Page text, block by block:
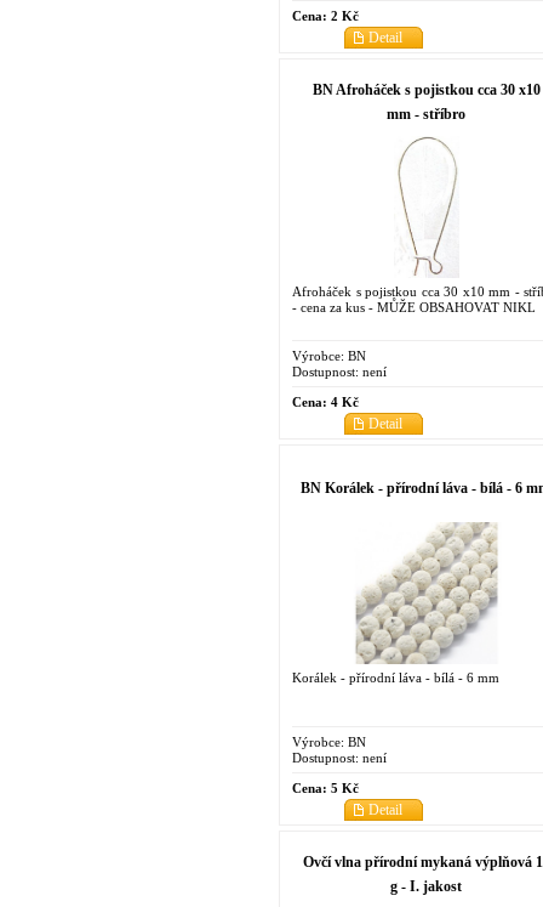
Cena: 2 Kč
Detail
BN Afroháček s pojistkou cca 30 x10
mm - stříbro
Afroháček s pojistkou cca 30 x10 mm -
- cena za kus - MŮŽE OBSAHOVAT NIKL
Výrobce: BN
Dostupnost: není
Cena: 4 Kč
Detail
BN Korálek - přírodní láva - bílá - 6
Korálek - přírodní láva - bílá - 6 mm
Výrobce: BN
Dostupnost: není
Cena: 5 Kč
Detail
Ovčí vlna přírodní mykaná výplňová
g - I. jakost